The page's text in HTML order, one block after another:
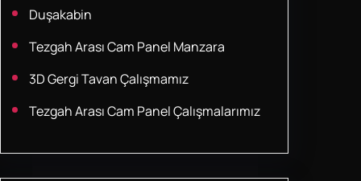
Duşakabin
Tezgah Arası Cam Panel Manzara
3D Gergi Tavan Çalışmamız
Tezgah Arası Cam Panel Çalışmalarımız